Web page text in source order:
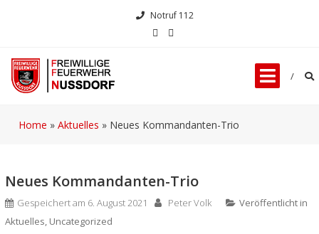
Notruf 112
Home » Aktuelles » Neues Kommandanten-Trio
Neues Kommandanten-Trio
Gespeichert am 6. August 2021 Peter Volk
Veröffentlicht in
Aktuelles, Uncategorized